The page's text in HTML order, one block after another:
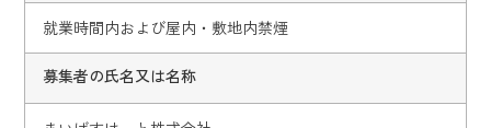
就業時間内および屋内・敷地内禁煙
募集者の氏名又は名称